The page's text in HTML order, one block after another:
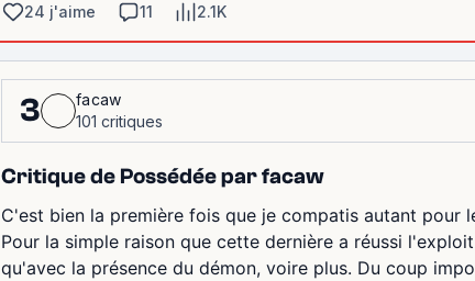
24 j'aime
11 2.1K
3
facaw
101 critiques
Critique de Possédée par facaw
C'est bien la première fois que je compatis autant pour
Pour la simple raison que cette dernière a réussi
qu'avec la présence du démon, voire plus. Du coup